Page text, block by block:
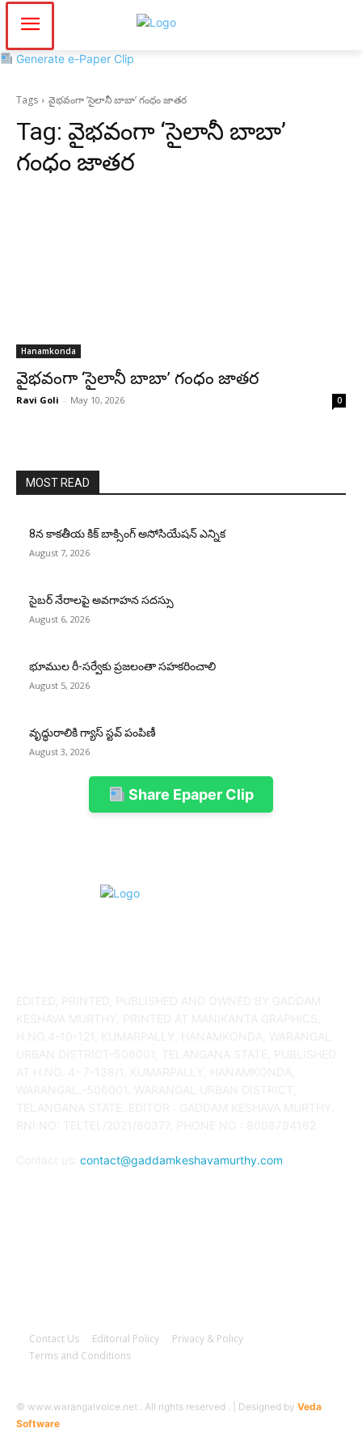
Generate e-Paper Clip
Tags వైభవంగా ‘సైలానీ బాబా’ గంధం జాతర
Tag: వైభవంగా ‘సైలానీ బాబా’
గంధం జాతర
Hanamkonda
వైభవంగా ‘సైలానీ బాబా’ గంధం జాతర
Ravi Goli - May 10, 2026 0
MOST READ
8న కాకతీయ కిక్ బాక్సింగ్ అసోసియేషన్ ఎన్నిక
August 7, 2026
సైబర్ నేరాలపై అవగాహన సదస్సు
August 6, 2026
భూముల రీ-సర్వేకు ప్రజలంతా సహకరించాలి
August 5, 2026
వృద్ధురాలికి గ్యాస్ స్టవ్ పంపిణీ
August 3, 2026
Share Epaper Clip
contact@gaddamkeshavamurthy.com
Contact Us Editorial Policy
Privacy & Policy
Terms and Conditions
© www.warangalvoice.net . All rights reserved . | Designed by Veda
Software